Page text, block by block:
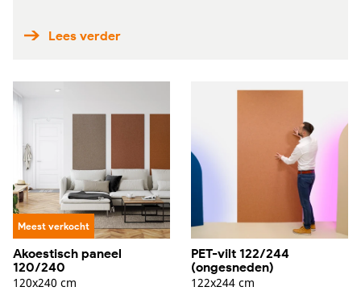
Lees verder
Meest verkocht
Akoestisch paneel
120/240
120x240 cm
PET-vilt 122/244
(ongesneden)
122x244 cm